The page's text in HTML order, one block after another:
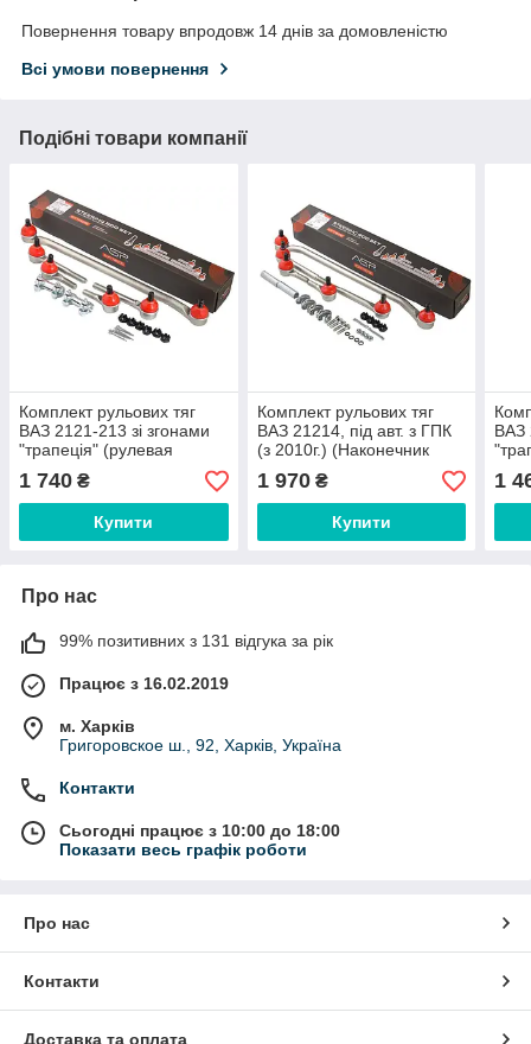
Повернення товару впродовж 14 днів за домовленістю
Всі умови повернення
Подібні товари компанії
Комплект рульових тяг
ВАЗ 2121-213 зі згонами
"трапеція" (рулевая
трапеция Нива)
1 740 ₴
Купити
Комплект рульових тяг
ВАЗ 21214, під авт. з ГПК
(з 2010г.) (Наконечник
2123), зі згонами
"трапеція"
1 970₴
Купити
ВАЗ
1
Про нас
99% позитивних з 131 відгука за рік
Працює з 16.02.2019
м. Харків
Григоровское ш., 92, Харків, Україна
Контакти
Сьогодні працює з 10:00 до 18:00
Показати весь графік роботи
Про нас
Контакти
Доставка та оплата